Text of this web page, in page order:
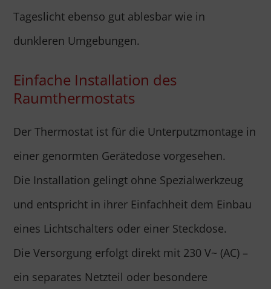
Tageslicht ebenso gut ablesbar wie in
dunkleren Umgebungen.
Einfache Installation des
Raumthermostats
Der Thermostat ist für die Unterputzmontage in
einer genormten Gerätedose vorgesehen.
Die Installation gelingt ohne Spezialwerkzeug
und entspricht in ihrer Einfachheit dem Einbau
eines Lichtschalters oder einer Steckdose.
Die Versorgung erfolgt direkt mit 230 V~ (AC) –
ein separates Netzteil oder besondere